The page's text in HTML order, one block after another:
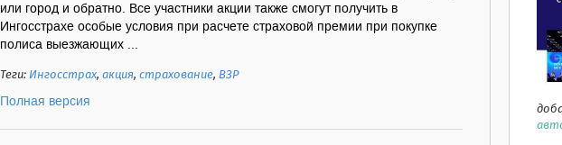
или город и обратно. Все участники акции также смогут получить в
Ингосстрахе особые условия при расчете страховой премии при покупке
полиса выезжающих ...
Теги:Ингосстрах,акция,страхование, ВЗР
Полная версия